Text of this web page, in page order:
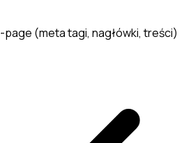
(meta tagi, nagłówki, treści)